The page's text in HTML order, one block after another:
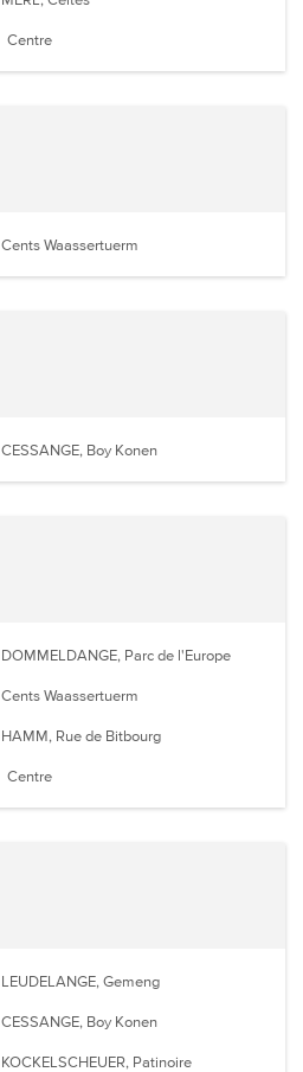
Centre
Cents Waassertuerm
CESSANGE, Boy Konen
DOMMELDANGE, Parc de l'Europe
Cents Waassertuerm
HAMM, Rue de Bitbourg
Centre
LEUDELANGE, Gemeng
CESSANGE, Boy Konen
KOCKELSCHEUER, Patinoire